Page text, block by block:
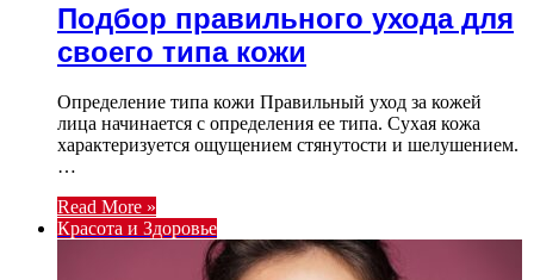
Подбор правильного ухода для
своего типа кожи
Определение типа кожи Правильный уход за кожей
лица начинается с определения ее типа. Сухая кожа
характеризуется ощущением стянутости и шелушением.
…
Read More »
Красота и Здоровье